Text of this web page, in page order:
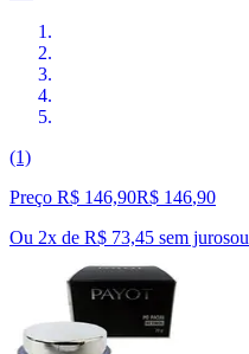
(1)
Preço R$ 146,90R$ 146,90
Ou 2x de R$ 73,45 sem jurosou